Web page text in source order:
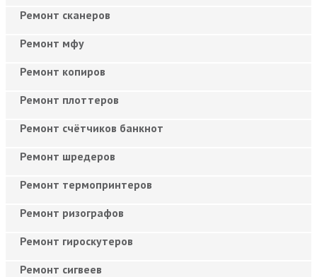
Ремонт сканеров
Ремонт мфу
Ремонт копиров
Ремонт плоттеров
Ремонт счётчиков банкнот
Ремонт шредеров
Ремонт термопринтеров
Ремонт ризографов
Ремонт гироскутеров
Ремонт сигвеев